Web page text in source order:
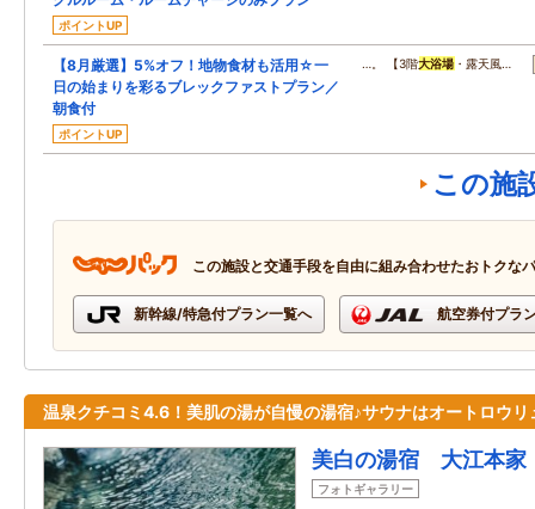
ポイントUP
【8月厳選】5%オフ！地物食材も活用☆一
日の始まりを彩るブレックファストプラン／
朝食付
ポイントUP
…。 【3階大浴場 ・露天風…
この施
この施設と交通手段を自由に組み合わせたおトクな
新幹線/特急付プラン一覧へ 航空券付プラ
温泉クチコミ4.6！美肌の湯が自慢の湯宿♪サウナはオートロウリ
美白の湯宿 大江本家
フォトギャラリー